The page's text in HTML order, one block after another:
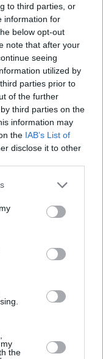
to third parties, or
information for
below opt-out
note that after your
seeing
utilized by
parties prior to
of the further
third parties on the
information may
the IAB’s List of
disclose it to other
or more Google
You may click to
party tags to
in below Google
the
órával
nyitva
miközben
a
meg,
volna
legyen. De
hogy
azt a